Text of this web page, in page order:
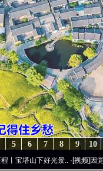
10
9
8
7
6
5
下好光景..·[视频]因党而生 为